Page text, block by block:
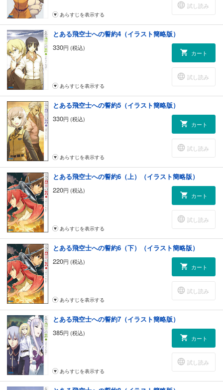
試し読み
あらすじを表示する
とある飛空士への誓約4（イラスト簡略版）
330円 (税込)
カート
試し読み
あらすじを表示する
とある飛空士への誓約5（イラスト簡略版）
330円 (税込)
カート
試し読み
あらすじを表示する
とある飛空士への誓約6（上）（イラスト簡略版）
220円 (税込)
カート
試し読み
あらすじを表示する
とある飛空士への誓約6（下）（イラスト簡略版）
220円 (税込)
カート
試し読み
あらすじを表示する
とある飛空士への誓約7（イラスト簡略版）
385円 (税込)
カート
試し読み
あらすじを表示する